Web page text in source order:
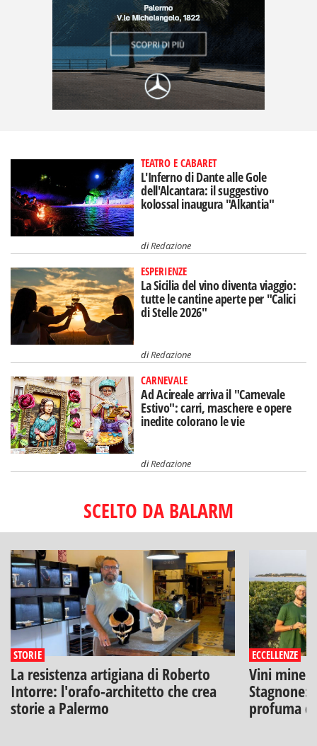
TEATRO E CABARET
L'Inferno di Dante alle Gole
dell'Alcantara: il suggestivo
kolossal inaugura "Alkantia"
diRedazione
ESPERIENZE
La Sicilia del vino diventa viaggio:
tutte le cantine aperte per "Calici
di Stelle 2026"
diRedazione
CARNEVALE
Ad Acireale arriva il "Carnevale
Estivo": carri, maschere e opere
inedite colorano le vie
diRedazione
SCELTO DA BALARM
STORIE
La resistenza artigiana di Roberto
Intorre: l'orafo-architetto che crea
storie a Palermo
ECCELLENZE
Vini
Stagnone:
profuma